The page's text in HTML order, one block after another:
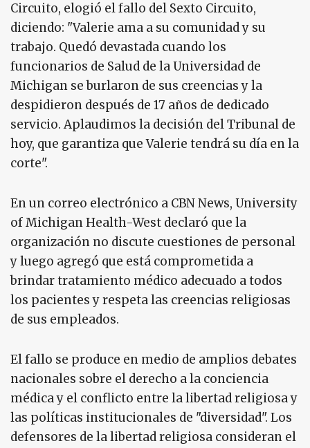
Circuito, elogió el fallo del Sexto Circuito,
diciendo: "Valerie ama a su comunidad y su
trabajo. Quedó devastada cuando los
funcionarios de Salud de la Universidad de
Michigan se burlaron de sus creencias y la
despidieron después de 17 años de dedicado
servicio. Aplaudimos la decisión del Tribunal de
hoy, que garantiza que Valerie tendrá su día en la
corte".
En un correo electrónico a CBN News, University
of Michigan Health-West declaró que la
organización no discute cuestiones de personal
y luego agregó que está comprometida a
brindar tratamiento médico adecuado a todos
los pacientes y respeta las creencias religiosas
de sus empleados.
El fallo se produce en medio de amplios debates
nacionales sobre el derecho a la conciencia
médica y el conflicto entre la libertad religiosa y
las políticas institucionales de "diversidad". Los
defensores de la libertad religiosa consideran el